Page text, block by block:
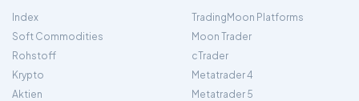
Index
Soft Commodities
Rohstoff
Krypto
Aktien
TradingMoon Platforms
Moon Trader
cTrader
Metatrader 4
Metatrader 5